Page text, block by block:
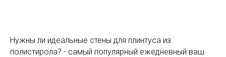
Нужны ли идеальные стены для плинтуса из
полистирола? - самый популярный ежедневный ваш